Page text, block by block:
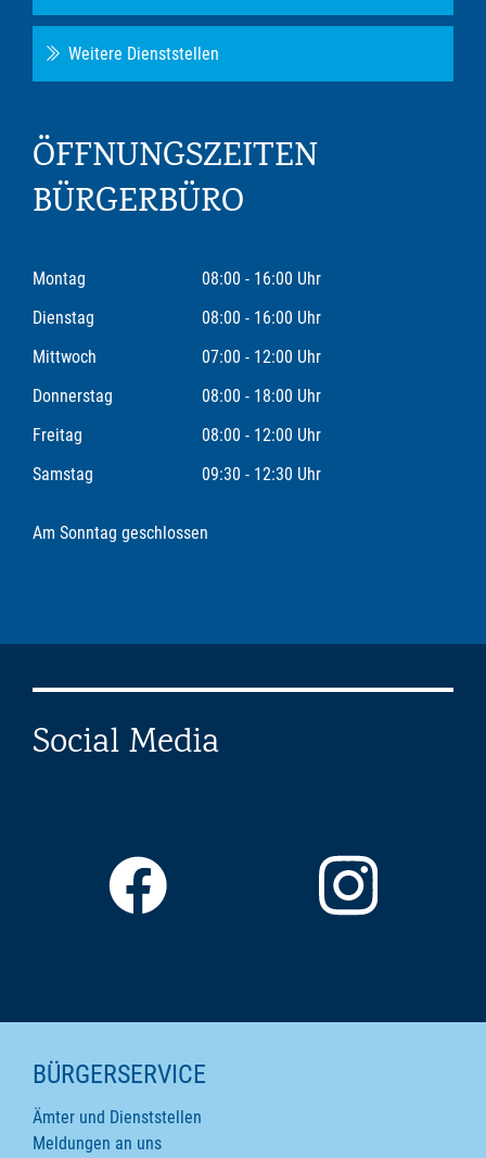
Weitere Dienststellen
ÖFFNUNGSZEITEN
BÜRGERBÜRO
Montag
08:00 - 16:00 Uhr
Dienstag
08:00 - 16:00 Uhr
Mittwoch
07:00 - 12:00 Uhr
Donnerstag
08:00 - 18:00 Uhr
Freitag
08:00 - 12:00 Uhr
Samstag
09:30 - 12:30 Uhr
Am Sonntag geschlossen
Social Media
SEITENINHALTE
BÜRGERSERVICE
Ämter und Dienststellen
Meldungen an uns